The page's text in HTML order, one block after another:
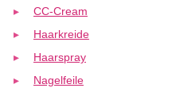
CC-Cream
Haarkreide
Haarspray
Nagelfeile